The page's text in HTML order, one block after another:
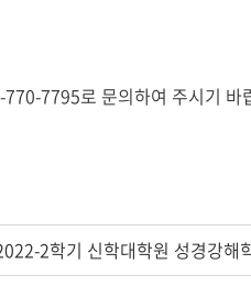
7795로 문의하여 주시기 바
2학기 신학대학원 성경강해